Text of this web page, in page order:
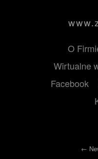
O
Wirtualne
Facebook